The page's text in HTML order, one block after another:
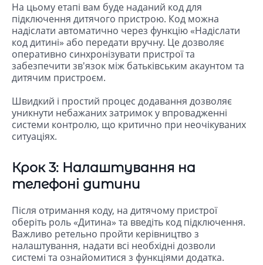
На цьому етапі вам буде наданий код для
підключення дитячого пристрою. Код можна
надіслати автоматично через функцію «Надіслати
код дитині» або передати вручну. Це дозволяє
оперативно синхронізувати пристрої та
забезпечити зв'язок між батьківським акаунтом та
дитячим пристроєм.
Швидкий і простий процес додавання дозволяє
уникнути небажаних затримок у впровадженні
системи контролю, що критично при неочікуваних
ситуаціях.
Крок 3: Налаштування на
телефоні дитини
Після отримання коду, на дитячому пристрої
оберіть роль «Дитина» та введіть код підключення.
Важливо ретельно пройти керівництво з
налаштування, надати всі необхідні дозволи
системі та ознайомитися з функціями додатка.